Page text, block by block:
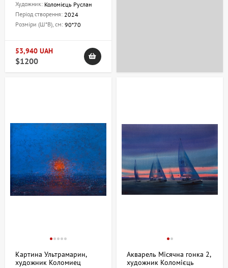
Художник: Коломієць Руслан
Період створення: 2024
Розміри (Ш*В), см: 90*70
53,940 UAH
$1200
Картина Ультрамарин,
художник Коломиец
Акварель Місячна гонка 2,
художник Коломієць